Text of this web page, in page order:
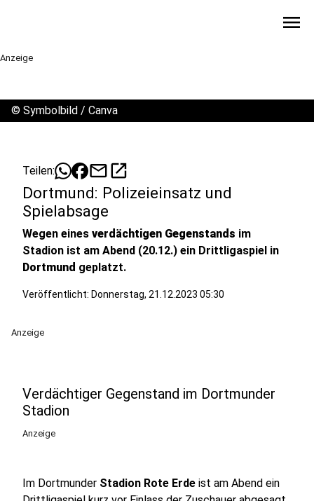
menu
Anzeige
© Symbolbild / Canva
Teilen: mailopen_in_new
Dortmund: Polizeieinsatz und
Spielabsage
Wegen eines verdächtigen Gegenstands im
Stadion ist am Abend (20.12.) ein Drittligaspiel in
Dortmund geplatzt.
Veröffentlicht: Donnerstag, 21.12.2023 05:30
Anzeige
Verdächtiger Gegenstand im Dortmunder
Stadion
Anzeige
Im Dortmunder Stadion Rote Erde ist am Abend ein